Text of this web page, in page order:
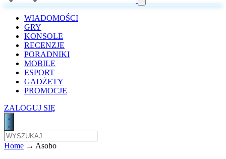
WIADOMOŚCI
GRY
KONSOLE
RECENZJE
PORADNIKI
MOBILE
ESPORT
GADŻETY
PROMOCJE
ZALOGUJ SIĘ
Home → Asobo